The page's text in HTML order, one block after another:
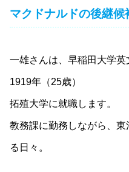
マクドナルドの後継候
一雄さんは、早稲田大学英
1919年（25歳）
拓殖大学に就職します。
教務課に勤務しながら、
る日々。